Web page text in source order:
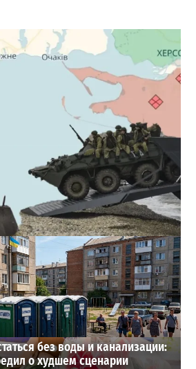
выдержит ли Одесса
2
без воды и канализации:
о худшем сценарии